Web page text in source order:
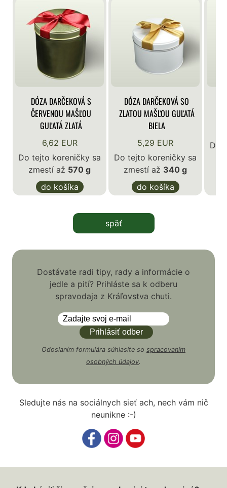
DÓZA DARČEKOVÁ S
ČERVENOU MAŠĽOU
GUĽATÁ ZLATÁ
6,62 EUR
Do tejto koreničky sa
zmestí až 570 g
do košíka
DÓZA DARČEKOVÁ SO
ZLATOU MAŠĽOU GUĽATÁ
BIELA
5,29 EUR
Do tejto koreničky sa
zmestí až 340 g
do košíka
Do
späť
Dostávate radi tipy, rady a informácie o
jedle a pití? Prihláste sa k odberu
spravodaja z Kráľovstva chuti.
Odoslaním formulára súhlasíte so spracovaním
osobných údajov.
Sledujte nás na sociálnych sieť ach, nech vám nič
neunikne :-)